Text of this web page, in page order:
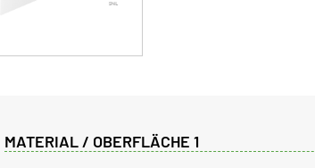
MATERIAL / OBERFLÄCHE 1